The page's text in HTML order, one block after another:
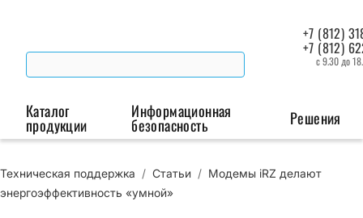
+7 (812)
+7 (812)
с 9.30 до
Каталог
продукции
Беспроводная связь Промышленная автоматизация
Информационная
безопасность Решения
Техническая поддержка / Статьи / Модемы iRZ делают
энергоэффективность «умной»